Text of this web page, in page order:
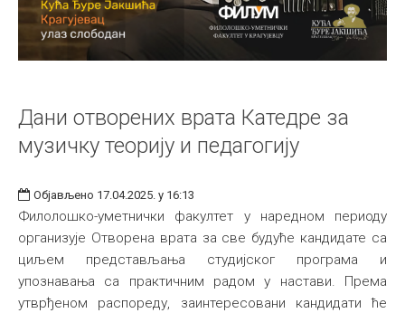
Дани отворених врата Катедре за
музичку теорију и педагогију
Објављено 17.04.2025. у 16:13
Филолошко-уметнички факултет у наредном периоду
организује Отворена врата за све будуће кандидате са
циљем представљања студијског програма и
упознавања са практичним радом у настави. Према
утврђеном распореду, заинтересовани кандидати ће